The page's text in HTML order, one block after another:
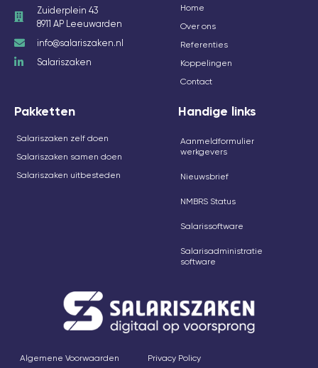
Zuiderplein 43
8911 AP Leeuwarden
info@salariszaken.nl
Salariszaken
Home
Over ons
Referenties
Koppelingen
Contact
Pakketten
Salariszaken zelf doen
Salariszaken samen doen
Salariszaken uitbesteden
Handige links
Aanmeldformulier
werkgevers
Nieuwsbrief
NMBRS Status
Salarissoftware
Salarisadministratie
software
Algemene Voorwaarden Privacy Policy